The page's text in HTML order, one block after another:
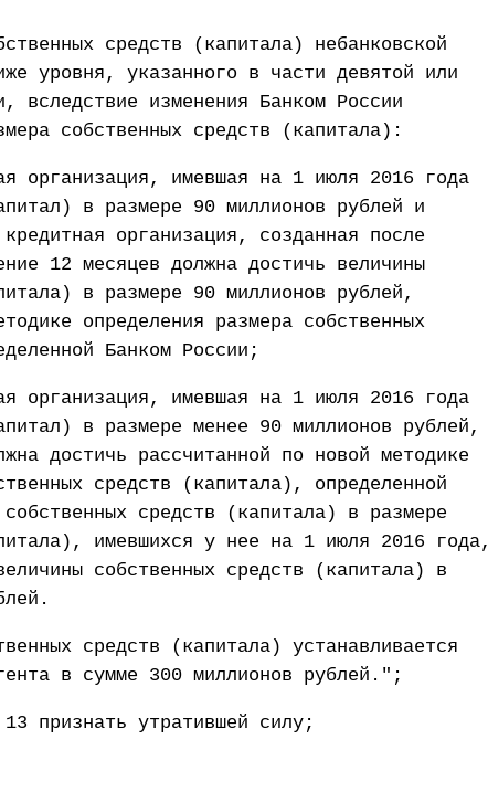
средств (капитала) небанковской
уровня, указанного в части девятой или
вследствие изменения Банком России
собственных средств (капитала):
организация, имевшая на 1 июля 2016 года
в размере 90 миллионов рублей и
организация, созданная после
12 месяцев должна достичь величины
в размере 90 миллионов рублей,
определения размера собственных
Банком России;
организация, имевшая на 1 июля 2016 года
в размере менее 90 миллионов рублей,
достичь рассчитанной по новой методике
средств (капитала), определенной
средств (капитала) в размере
имевшихся у нее на 1 июля 2016 года,
собственных средств (капитала) в
средств (капитала) устанавливается
в сумме 300 миллионов рублей.";
признать утратившей силу;